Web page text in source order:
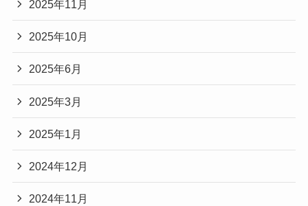
2025年11月
2025年10月
2025年6月
2025年3月
2025年1月
2024年12月
2024年11月